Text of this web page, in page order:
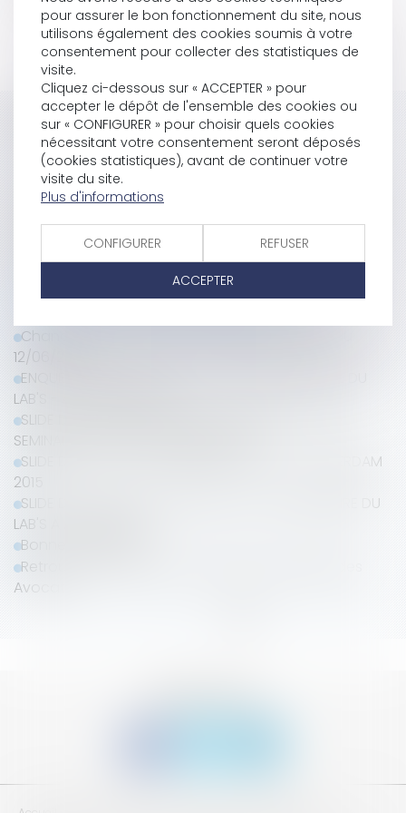
Historique
"Comment optimiser la relation client et la
communication de l’avocat ?" C'est le prochain
maintenant !
Le mot du nouveau président du LAB'S : Maître
Nicolas DALMAYRAC - 2017-2020
27/06/2016 A BORDEAUX : RDV POUR NOTRE
Changement de lieu pour l'atelier formation du
12/06/2015
ENQUETE SATISFACTION 7ème SEMINAIRE ANNUEL DU
LAB'S - AMSTERDAM 2015
SLIDE DISCOURS DE ME THIERRY WICKERS - 7ème
SEMINAIRE DU LAB'S AMSTERDAM 2015
SLIDE DISCOURS DE ME BERNARD LAMON - AMSTERDAM
2015
SLIDE DISCOURS D'OUVERTURE DU 7ème SEMINAIRE DU
LAB'S A AMSTERDAM
Bonne année 2015
Retrouvez le Lab's à la convention nationale des
Avocats
pour assurer le bon fonctionnement du site, nous
utilisons également des cookies soumis à votre
consentement pour collecter des statistiques de
visite.
Cliquez ci-dessous sur « ACCEPTER » pour
accepter le dépôt de l'ensemble des cookies ou
sur « CONFIGURER » pour choisir quels cookies
nécessitant votre consentement seront déposés
(cookies statistiques), avant de continuer votre
visite du site.
Plus d'informations
CONFIGURER REFUSER
ACCEPTER